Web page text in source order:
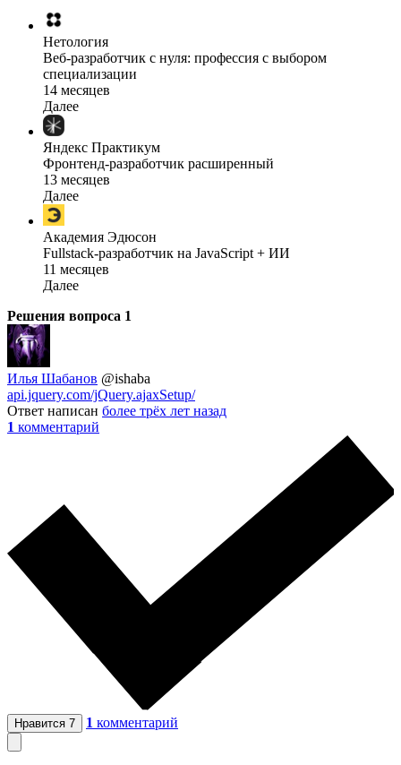
Нетология
Веб-разработчик с нуля: профессия с выбором
специализации
14 месяцев
Далее
Яндекс Практикум
Фронтенд-разработчик расширенный
13 месяцев
Далее
Академия Эдюсон
Fullstack-разработчик на JavaScript + ИИ
11 месяцев
Далее
Решения вопроса 1
Илья Шабанов @ishaba
api.jquery.com/jQuery.ajaxSetup/
Ответ написан более трёх лет назад
1 комментарий
Нравится 7 1 комментарий